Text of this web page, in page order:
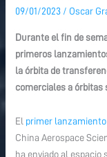
09/01/2023 / Oscar
Durante el fin de
primeros
la órbita de
comerciales a órbitas
El primer lanzamiento
China Aerospace
ha enviado al espacio
dos
primeros
lanzamientos
de
2023
éxito
dos
primeros
lanzamientos
de
2023
éxito